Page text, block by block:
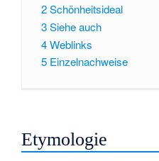
2Schönheitsideal
3Siehe auch
4Weblinks
5 Einzelnachweise
Etymologie